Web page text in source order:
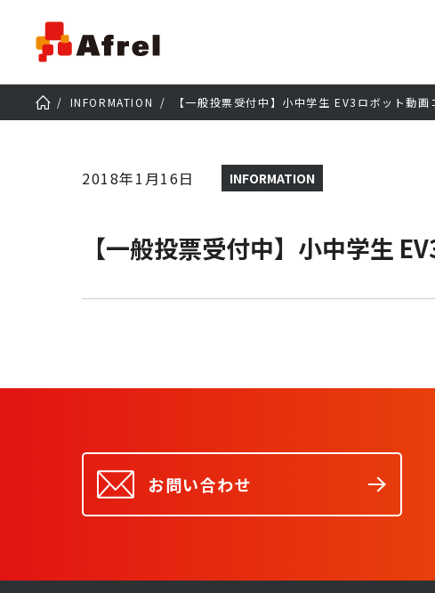
INFORMATION 【一般投票受付中】小中学生 EV3ロボット動
2018年1月16日 INFORMATION
【一般投票受付中】小中学生
お問い合わせ